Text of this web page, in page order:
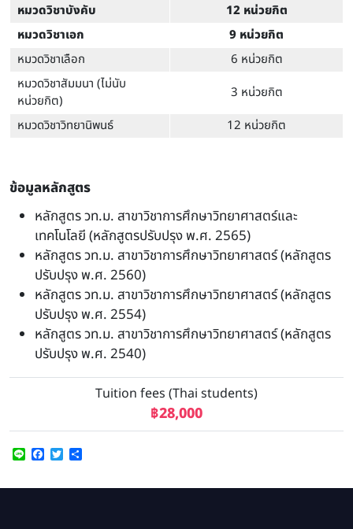
หมวดวิชาบังคับ
12 หน่วยกิต
หมวดวิชาเอก
9 หน่วยกิต
หมวดวิชาเลือก
6 หน่วยกิต
หมวดวิชาสัมมนา (ไม่นับ
หน่วยกิต)
3 หน่วยกิต
หมวดวิชาวิทยานิพนธ์
12 หน่วยกิต
ข้อมูลหลักสูตร
หลักสูตร วท.ม. สาขาวิชาการศึกษาวิทยาศาสตร์และ
เทคโนโลยี (หลักสูตรปรับปรุง พ.ศ. 2565)
หลักสูตร วท.ม. สาขาวิชาการศึกษาวิทยาศาสตร์ (หลักสูตร
ปรับปรุง พ.ศ. 2560)
หลักสูตร วท.ม. สาขาวิชาการศึกษาวิทยาศาสตร์ (หลักสูตร
ปรับปรุง พ.ศ. 2554)
หลักสูตร วท.ม. สาขาวิชาการศึกษาวิทยาศาสตร์ (หลักสูตร
ปรับปรุง พ.ศ. 2540)
Tuition fees (Thai students)
฿28,000
Line Facebook
Twitter